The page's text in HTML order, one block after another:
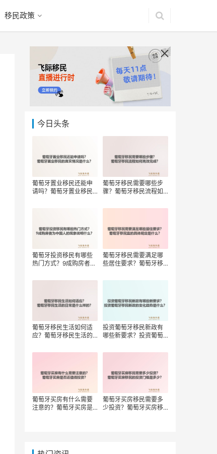
移民政策
今日头条
葡萄牙置业移民还能申
请吗？葡萄牙置业移民
葡萄牙移民需要哪些步
骤？葡萄牙移民流程如
葡萄牙投资移民有哪些
热门方式？9成购房者为
么？
葡萄牙移民需要满足哪
些居住要求？葡萄牙移
么？
葡萄牙移民生活如何适
应？葡萄牙移民生活的
投资葡萄牙移民新政有
哪些新要求？投资葡萄
是什么？
葡萄牙买房有什么需要
注意的？葡萄牙买房是
葡萄牙买房移民需要多
少投资？葡萄牙买房移